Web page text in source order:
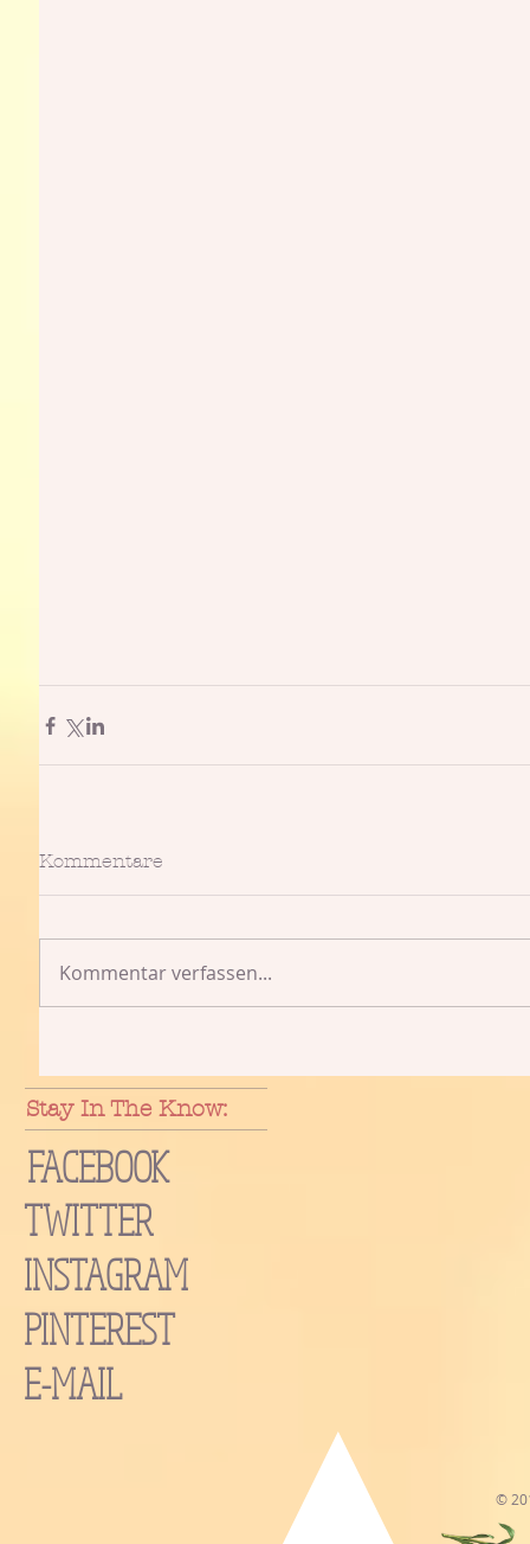
Kommentare
Kommentar verfassen...
Stay In The Know:
E-MAIL
PINTEREST
INSTAGRAM
TWITTER
FACEBOOK
©